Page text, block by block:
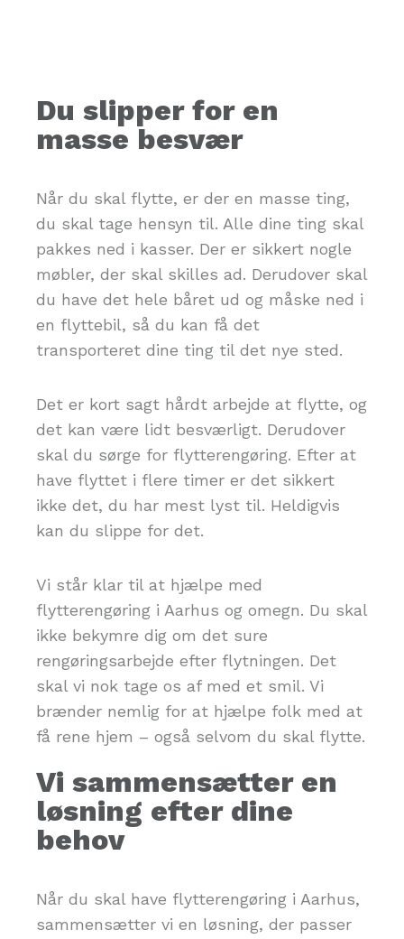
Du slipper for en
masse besvær
Når du skal flytte, er der en masse ting,
du skal tage hensyn til. Alle dine ting skal
pakkes ned i kasser. Der er sikkert nogle
møbler, der skal skilles ad. Derudover skal
du have det hele båret ud og måske ned i
en flyttebil, så du kan få det
transporteret dine ting til det nye sted.
Det er kort sagt hårdt arbejde at flytte, og
det kan være lidt besværligt. Derudover
skal du sørge for flytterengøring. Efter at
have flyttet i flere timer er det sikkert
ikke det, du har mest lyst til. Heldigvis
kan du slippe for det.
Vi står klar til at hjælpe med
flytterengøring i Aarhus og omegn. Du skal
ikke bekymre dig om det sure
rengøringsarbejde efter flytningen. Det
skal vi nok tage os af med et smil. Vi
brænder nemlig for at hjælpe folk med at
få rene hjem – også selvom du skal flytte.
Vi sammensætter en
løsning efter dine
behov
Når du skal have flytterengøring i Aarhus,
sammensætter vi en løsning, der passer